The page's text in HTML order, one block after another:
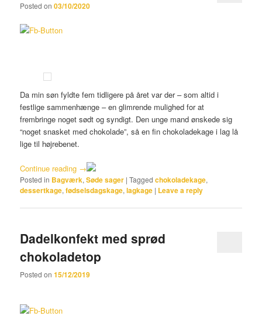
Posted on03/10/2020
Da min søn fyldte fem tidligere på året var der – som altid i
festlige sammenhænge – en glimrende mulighed for at
frembringe noget sødt og syndigt. Den unge mand ønskede sig
“noget snasket med chokolade”, så en fin chokoladekage i lag lå
lige til højrebenet.
Continue reading →
Posted in Bagværk,Søde sager |Tagged chokoladekage,
dessertkage,fødselsdagskage,lagkage | Leave a reply
Dadelkonfekt med sprød
chokoladetop
Posted on15/12/2019